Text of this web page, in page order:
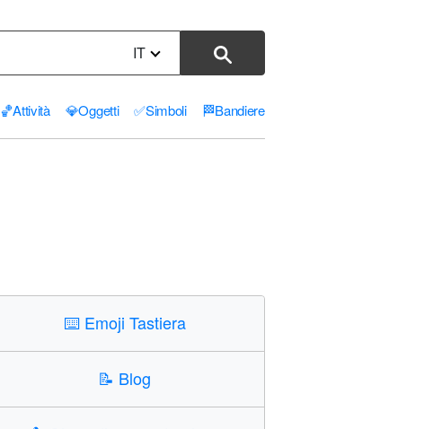
IT
🏀Attività 💎Oggetti ✅Simboli 🏁Bandiere
⌨️ Emoji Tastiera
📝 Blog